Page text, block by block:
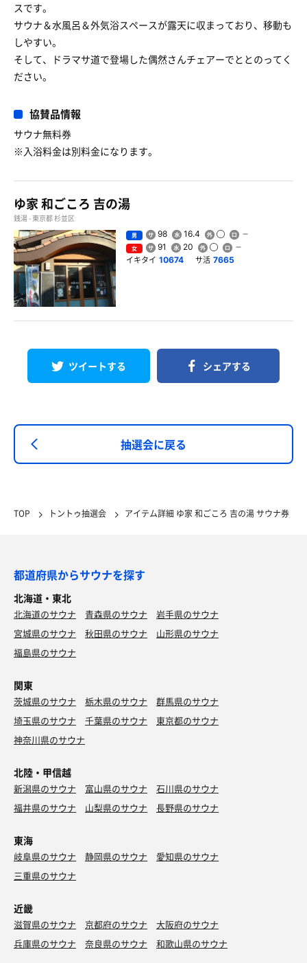
スです。
サウナ＆水風呂＆外気浴スペースが露天に収まっており、移動も
しやすい。
そして、ドラマサ道で登場した偶然さんチェアーでととのってく
ださい。
協賛品情報
サウナ無料券
※入浴料金は別料金になります。
ゆ家 和ごころ 吉の湯
銭湯 - 東京都 杉並区
男 98 16.4
女 91 20
イキタイ 10674 サ活 7665
ツイートする シェアする
抽選会に戻る
TOP トントゥ抽選会 アイテム詳細 ゆ家 和ごころ 吉の湯 サウナ券
都道府県からサウナを探す
北海道・東北
北海道のサウナ 青森県のサウナ
岩手県のサウナ
宮城県のサウナ
秋田県のサウナ
山形県のサウナ
福島県のサウナ
関東
茨城県のサウナ 栃木県のサウナ
群馬県のサウナ
埼玉県のサウナ
千葉県のサウナ
東京都のサウナ
神奈川県のサウナ
北陸・甲信越
新潟県のサウナ 富山県のサウナ
石川県のサウナ
福井県のサウナ
山梨県のサウナ 長野県のサウナ
東海
岐阜県のサウナ 静岡県のサウナ
愛知県のサウナ
三重県のサウナ
近畿
滋賀県のサウナ 京都府のサウナ
大阪府のサウナ
兵庫県のサウナ
奈良県のサウナ 和歌山県のサウナ